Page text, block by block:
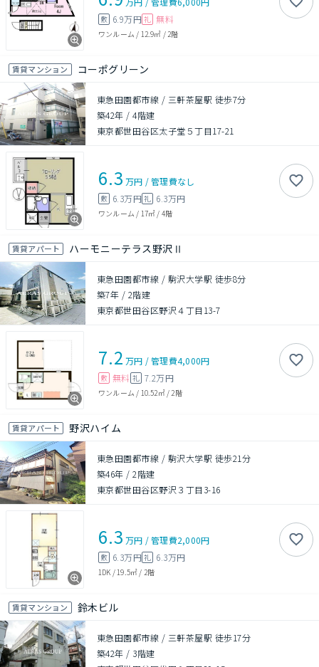
敷 6.9万円 礼 無料
ワンルーム / 12.9㎡ / 2階
賃貸マンション コーポグリーン
東急田園都市線 / 三軒茶屋駅 徒歩7分
築42年 /4階建
東京都世田谷区太子堂５丁目17-21
6.3 万円 /管理費なし
敷 6.3万円礼 6.3万円
ワンルーム / 17㎡ / 4階
賃貸アパート ハーモニーテラス野沢Ⅱ
東急田園都市線 / 駒沢大学駅 徒歩8分
築7年 / 2階建
東京都世田谷区野沢４丁目13-7
7.2 万円 /管理費4,000円
敷 無料 礼 7.2万円
ワンルーム / 10.52㎡/ 2階
賃貸アパート 野沢ハイム
東急田園都市線 / 駒沢大学駅 徒歩21分
築46年 /2階建
東京都世田谷区野沢３丁目3-16
6.3 万円 /管理費2,000円
敷 6.3万円礼 6.3万円
1DK / 19.5㎡ / 2階
賃貸マンション 鈴木ビル
東急田園都市線 / 三軒茶屋駅 徒歩17分
築42年 / 3階建